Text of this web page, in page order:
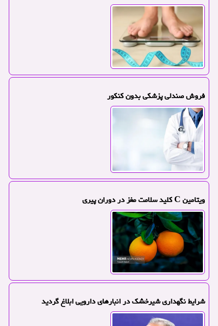
فروش صندلی پزشکی بدون کنکور
ویتامین C کلید سلامت مغز در دوران پیری
شرایط نگهداری شیرخشک در انبارهای دارویی ابلاغ گردید